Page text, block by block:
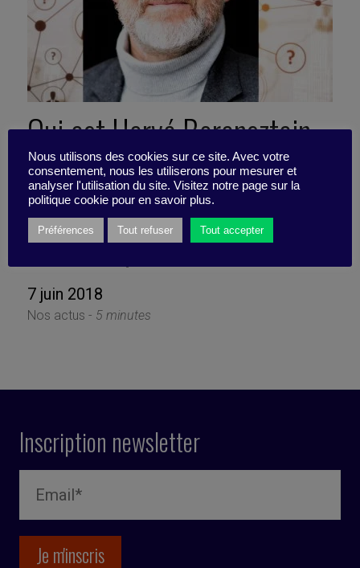
Qui est Hervé Borensztejn,
l’un des plus anciens
membres de notre comité
scientifique ?
7 juin 2018
Nos actus - 5 minutes
Inscription newsletter
Nous utilisons des cookies sur ce site. Avec votre
consentement, nous les utiliserons pour mesurer et
analyser l'utilisation du site. Visitez notre page sur la
politique cookie pour en savoir plus.
Préférences Tout refuser Tout accepter